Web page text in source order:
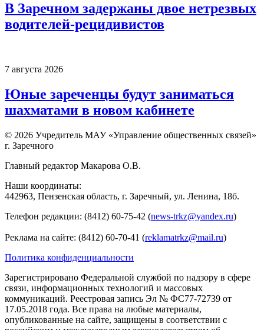
В Заречном задержаны двое нетрезвых
водителей-рецидивистов
7 августа 2026
Юные зареченцы будут заниматься
шахматами в новом кабинете
© 2026 Учредитель МАУ «Управление общественных связей»
г. Заречного
Главный редактор Макарова О.В.
Наши координаты:
442963, Пензенская область, г. Заречный, ул. Ленина, 18б.
Телефон редакции: (8412) 60-75-42 (news-trkz@yandex.ru)
Реклама на сайте: (8412) 60-70-41 (reklamatrkz@mail.ru)
Политика конфиденциальности
Зарегистрировано Федеральной службой по надзору в сфере
связи, информационных технологий и массовых
коммуникаций. Реестровая запись Эл № ФС77-72739 от
17.05.2018 года. Все права на любые материалы,
опубликованные на сайте, защищены в соответствии с